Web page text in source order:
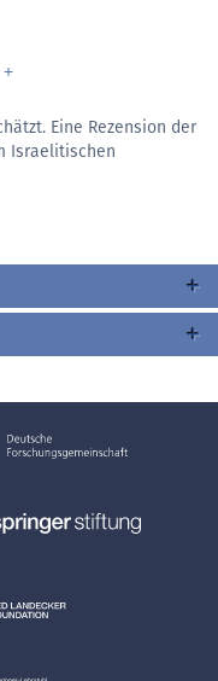
Eine Rezension der
Israelitischen